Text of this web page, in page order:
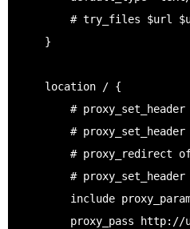
# try_files $url
    }
    location / {
# proxy_set_header
#
# proxy_redirect
#
proxy_pass